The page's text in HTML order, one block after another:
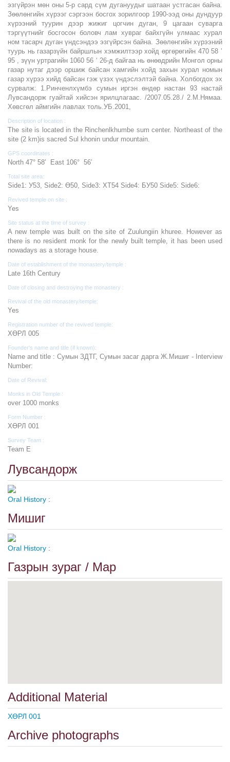
эзгүйрэн мөн оны 5-р сард сүм дугануудыг шатаан устгасан байна.
Зөөлөнгийн хүрээг сэргээн босгох зорилгоор 1990-ээд оны дундуур
хүрээний туурин дээр жижиг цогчин дуган, 9 цагаан суварга
тэргүүтнийг босгосон боловч лам хувраг байхгүйн улмаас хурал
ном тасарч дуган үндсэндээ эзгүйрсэн байна. Зөөлөнгийн хүрээний
туурь нь газарзүйн байршлын хэмжилтээр хойд өргөрөгийн 470 58 ’
95 , зүүн уртрагийн 1060 56 ‘ 26-д байгаа нь өнөөдрийн Монгол орны
газар нутаг дээр оршиж байсан хамгийн хойд захын хурал номын
газар хүрээ хийд байсан гэж үзэх үндэслэлтэй байна. Холбогдох эх
сурвалж: 1.Ринченлхүмбэ сумын иргэн өндөр настан 93 настай
Лувсандорж гуайтай хийсэн ярилцлагаас. /2007.05.28./ 2.М.Нямаа.
Хөвсгөл аймгийн лавлах толь.УБ.2001,
Description of location :
The site is located in the Rinchenlkhumbe sum center. Northeast of the
site (2 km)is sacred Sul khonin undur mountain.
GPS coordinates :
North 47° 58’ East 106° 56’
Total site area:
Side1: У53, Side2: Ө50, Side3: ХТ54 Side4: БУ50 Side5: Side6:
Revived temple on site :
Yes
Site status at the time of survey :
A new temple was built on the site of Zuulungiin khuree. However as
there is no resident monk for the newly built temple, it has been used
nowadays as a storage house.
Date of establishment of the monastery/temple :
Late 16th Century
Date of closing and destroying the monastery :
Revival of the old monastery/temple:
Yes
Registration number of the revived temple:
ХӨРЛ 005
Founder's name and title (if known):
Name and title : Сумын ЗДТГ, Сумын засаг дарга Ж.Мишиг - Interview
Number:
Date of Revival:
Monks in Old Temple :
over 1000 monks
Form Number :
ХӨРЛ 001
Survey Team :
Team E
Лувсандорж
Oral History :
Мишиг
Oral History :
Газрын зураг / Map
Additional Material
ХӨРЛ 001
Archive photographs